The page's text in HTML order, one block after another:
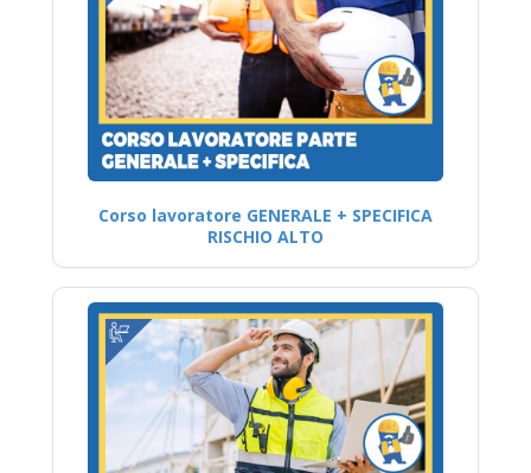
Corso lavoratore GENERALE + SPECIFICA
RISCHIO ALTO